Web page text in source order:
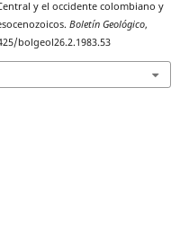
y el occidente colombiano y
Boletín Geológico,
bolgeol26.2.1983.53